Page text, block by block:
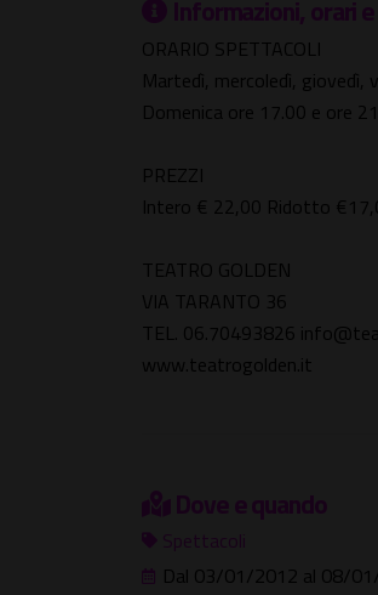
Informazioni, orari
ORARIO SPETTACOLI
Martedì, mercoledì, giovedì,
Domenica ore 17.00 e ore
PREZZI
Intero € 22,00 Ridotto
TEATRO GOLDEN
VIA TARANTO 36
TEL. 06.70493826
www.teatrogolden.it
Dove e quando
Spettacoli
Dal 03/01/2012 al 08/